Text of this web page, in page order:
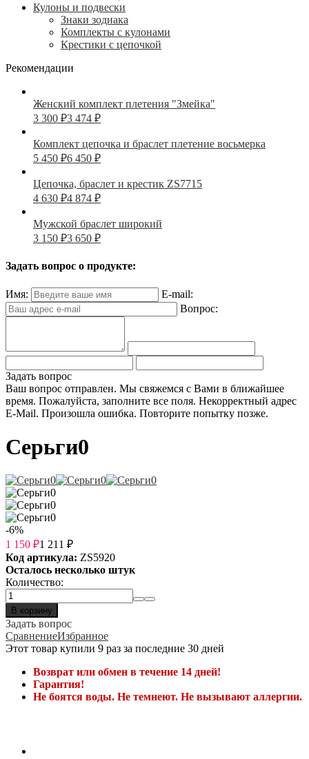
Кулоны и подвески
Знаки зодиака
Комплекты с кулонами
Крестики с цепочкой
Рекомендации
Женский комплект плетения "Змейка"
3 300 ₽3 474 ₽
Комплект цепочка и браслет плетение восьмерка
5 450 ₽6 450 ₽
Цепочка, браслет и крестик ZS7715
4 630 ₽4 874 ₽
Мужской браслет широкий
3 150 ₽3 650 ₽
Задать вопрос о продукте:
Имя:
E-mail:
Вопрос:
Задать вопрос
Ваш вопрос отправлен. Мы свяжемся с Вами в ближайшее
время. Пожалуйста, заполните все поля. Некорректный адрес
E-Mail. Произошла ошибка. Повторите попытку позже.
Серьги0
-6%
1 150 ₽1 211 ₽
Код артикула: ZS5920
Осталось несколько штук
Количество:
В корзину
Задать вопрос
СравнениеИзбранное
Этот товар купили 9 раз за последние 30 дней
Возврат или обмен в течение 14 дней!
Гарантия!
Не боятся воды. Не темнеют. Не вызывают аллергии.